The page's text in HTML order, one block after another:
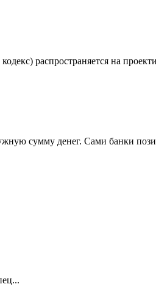
распространяется на
сумму денег. Сами банки